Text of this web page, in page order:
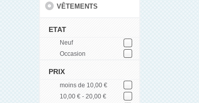
VÊTEMENTS
ETAT
Neuf
Occasion
PRIX
moins de 10,00 €
10,00 € - 20,00 €